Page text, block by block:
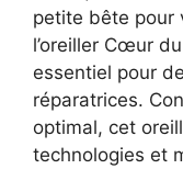
petite bête pour
l’oreiller Cœur
essentiel pour
réparatrices.
optimal, cet
technologies et